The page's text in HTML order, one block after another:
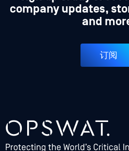
company updates,
and
订阅